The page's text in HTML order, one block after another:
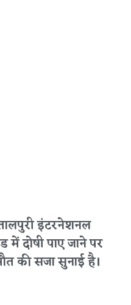
इंटरनेशनल
में दोषी पाए जाने पर
की सजा सुनाई है।